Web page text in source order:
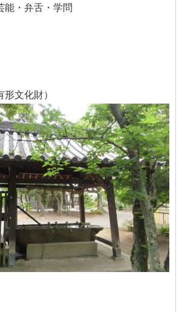
能・弁舌・学問
文化財）